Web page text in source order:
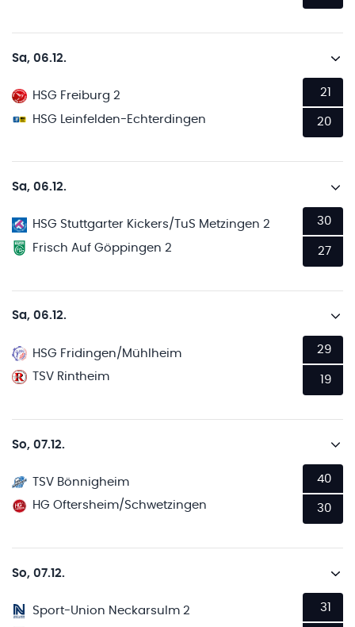
Sa, 06.12.
HSG Freiburg 2
HSG Leinfelden-Echterdingen
21
20
Sa, 06.12.
HSG Stuttgarter Kickers/TuS Metzingen 2
Frisch Auf Göppingen 2
30
27
Sa, 06.12.
HSG Fridingen/Mühlheim
TSV Rintheim
29
19
So, 07.12.
TSV Bönnigheim
HG Oftersheim/Schwetzingen
40
30
So, 07.12.
Sport-Union Neckarsulm 2
31